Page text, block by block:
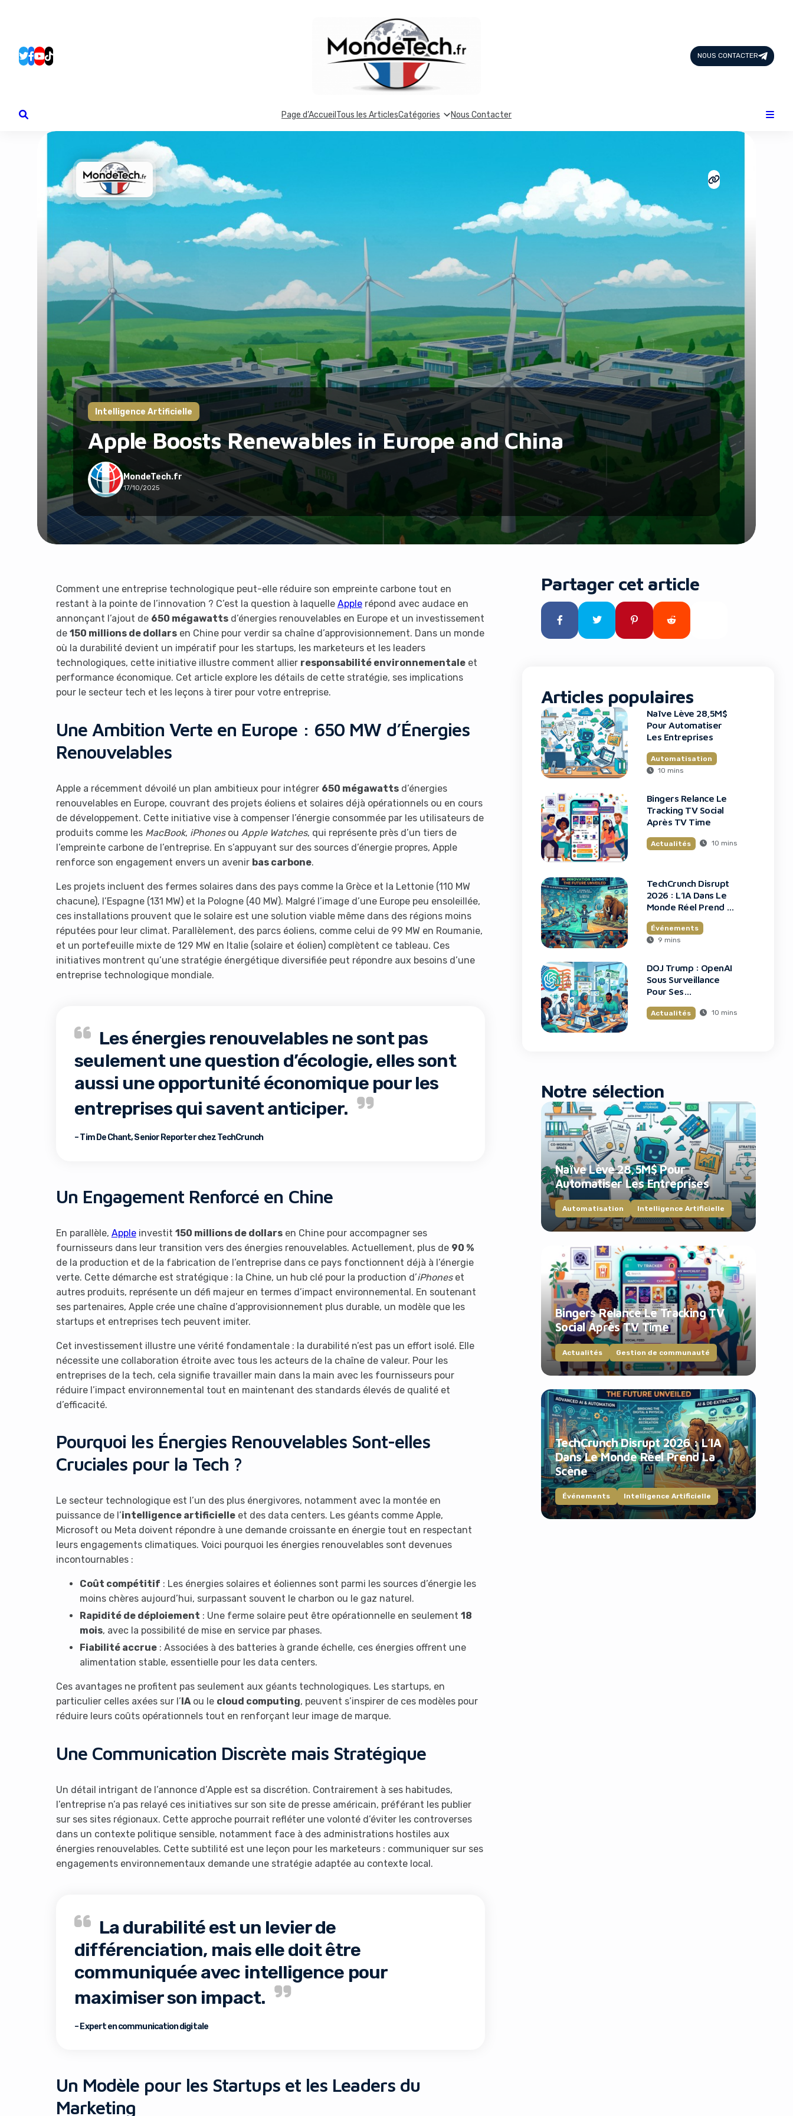
NOUS CONTACTER
Page d’Accueil Tous les ArticlesCatégories Nous Contacter
Intelligence Artificielle
Apple Boosts Renewables in Europe and China
MondeTech.fr
17/10/2025
Comment une entreprise technologique peut-elle réduire son empreinte carbone tout en
restant à la pointe de l’innovation ? C’est la question à laquelle Applerépond avec audace en
annonçant l’ajout de 650 mégawattsd’énergies renouvelables en Europe et un investissement
de 150 millions de dollarsen Chine pour verdir sa chaîne d’approvisionnement. Dans un monde
où la durabilité devient un impératif pour les startups, les marketeurs et les leaders
technologiques, cette initiative illustre comment allier responsabilité environnementaleet
performance économique. Cet article explore les détails de cette stratégie, ses implications
pour le secteur tech et les leçons à tirer pour votre entreprise.
Une Ambition Verte en Europe : 650 MW d’Énergies
Renouvelables
Apple a récemment dévoilé un plan ambitieux pour intégrer 650 mégawattsd’énergies
renouvelables en Europe, couvrant des projets éoliens et solaires déjà opérationnels ou en cours
de développement. Cette initiative vise à compenser l’énergie consommée par les utilisateurs de
produits comme les MacBook, iPhonesou Apple Watches, qui représente près d’un tiers de
l’empreinte carbone de l’entreprise. En s’appuyant sur des sources d’énergie propres, Apple
renforce son engagement envers un avenir bas carbone.
Les projets incluent des fermes solaires dans des pays comme la Grèce et la Lettonie (110 MW
chacune), l’Espagne (131 MW) et la Pologne (40 MW). Malgré l’image d’une Europe peu ensoleillée,
ces installations prouvent que le solaire est une solution viable même dans des régions moins
réputées pour leur climat. Parallèlement, des parcs éoliens, comme celui de 99 MW en Roumanie,
et un portefeuille mixte de 129 MW en Italie (solaire et éolien) complètent ce tableau. Ces
initiatives montrent qu’une stratégie énergétique diversifiée peut répondre aux besoins d’une
entreprise technologique mondiale.
Les énergies renouvelables ne sont pas
seulement une question d’écologie, elles sont
aussi une opportunité économique pour les
entreprises qui savent anticiper.
– Tim De Chant, Senior Reporter chez TechCrunch
Un Engagement Renforcé en Chine
En parallèle, Appleinvestit 150 millions de dollarsen Chine pour accompagner ses
fournisseurs dans leur transition vers des énergies renouvelables. Actuellement, plus de 90 %
de la production et de la fabrication de l’entreprise dans ce pays fonctionnent déjà à l’énergie
verte. Cette démarche est stratégique : la Chine, un hub clé pour la production d’iPhoneset
autres produits, représente un défi majeur en termes d’impact environnemental. En soutenant
ses partenaires, Apple crée une chaîne d’approvisionnement plus durable, un modèle que les
startups et entreprises tech peuvent imiter.
Cet investissement illustre une vérité fondamentale : la durabilité n’est pas un effort isolé. Elle
nécessite une collaboration étroite avec tous les acteurs de la chaîne de valeur. Pour les
entreprises de la tech, cela signifie travailler main dans la main avec les fournisseurs pour
réduire l’impact environnemental tout en maintenant des standards élevés de qualité et
d’efficacité.
Pourquoi les Énergies Renouvelables Sont-elles
Cruciales pour la Tech ?
Le secteur technologique est l’un des plus énergivores, notamment avec la montée en
puissance de l’intelligence artificielleet des data centers. Les géants comme Apple,
Microsoft ou Meta doivent répondre à une demande croissante en énergie tout en respectant
leurs engagements climatiques. Voici pourquoi les énergies renouvelables sont devenues
incontournables :
Coût compétitif : Les énergies solaires et éoliennes sont parmi les sources d’énergie les
moins chères aujourd’hui, surpassant souvent le charbon ou le gaz naturel.
Rapidité de déploiement : Une ferme solaire peut être opérationnelle en seulement 18
mois, avec la possibilité de mise en service par phases.
Fiabilité accrue: Associées à des batteries à grande échelle, ces énergies offrent une
alimentation stable, essentielle pour les data centers.
Ces avantages ne profitent pas seulement aux géants technologiques. Les startups, en
particulier celles axées sur l’ IAou le cloud computing, peuvent s’inspirer de ces modèles pour
réduire leurs coûts opérationnels tout en renforçant leur image de marque.
Une Communication Discrète mais Stratégique
Un détail intrigant de l’annonce d’Apple est sa discrétion. Contrairement à ses habitudes,
l’entreprise n’a pas relayé ces initiatives sur son site de presse américain, préférant les publier
sur ses sites régionaux. Cette approche pourrait refléter une volonté d’éviter les controverses
dans un contexte politique sensible, notamment face à des administrations hostiles aux
énergies renouvelables. Cette subtilité est une leçon pour les marketeurs : communiquer sur ses
engagements environnementaux demande une stratégie adaptée au contexte local.
La durabilité est un levier de
différenciation, mais elle doit être
communiquée avec intelligence pour
maximiser son impact.
– Expert en communication digitale
Un Modèle pour les Startups et les Leaders du
Marketing
Partager cet article
Articles populaires
Naïve Lève 28,5M$
Pour Automatiser
Les Entreprises
Automatisation
10 mins
Bingers Relance Le
Tracking TV Social
Après TV Time
Actualités 10 mins
TechCrunch Disrupt
2026 : L’IA Dans Le
Monde Réel Prend La
Événements
9 mins
DOJ Trump : OpenAI
Sous Surveillance
Pour Ses
Actualités 10 mins
Notre sélection
Naïve Lève 28,5M$ Pour
Automatiser Les Entreprises
Automatisation Intelligence Artificielle
Bingers Relance Le Tracking TV
Social Après TV Time
Actualités Gestion de communauté
TechCrunch Disrupt 2026 : L’IA
Dans Le Monde Réel Prend La
Scène
Événements Intelligence Artificielle
Design & Créativité
Finance
Intelligence Artificielle
Lifestyle
Marketing & Ventes
Plateformes
Santé et Forme
Social & Communauté
Travail & Productivité
Voyage
It looks like you're using an ad-blocker!
Yes, I will turn off Ad-Blocker No Thanks